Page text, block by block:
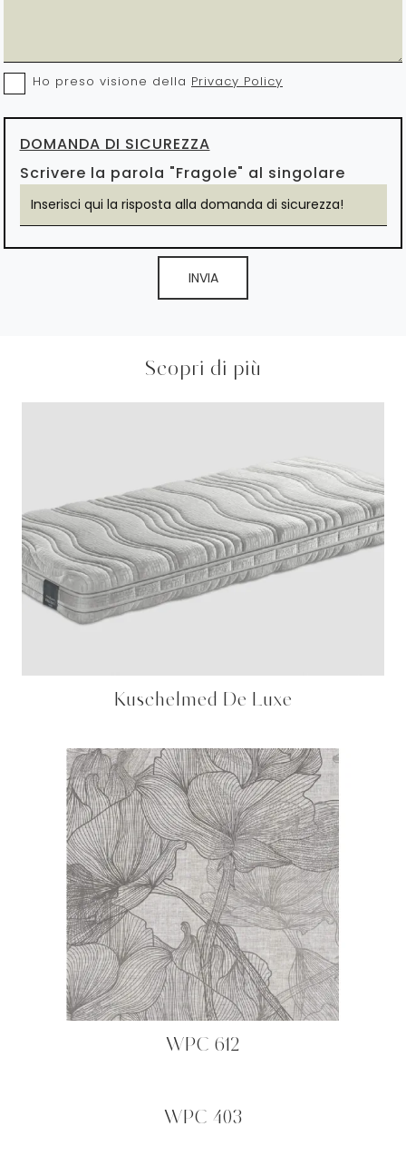
Ho preso visione della Privacy Policy
DOMANDA DI SICUREZZA
Scrivere la parola "Fragole" al singolare
INVIA
Scopri di più
Kuschelmed De Luxe
WPC 612
WPC 403